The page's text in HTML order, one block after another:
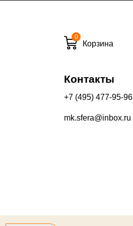
время:
0
Корзина
Контакты
+7 (495) 477-95-96
mk.sfera@inbox.ru